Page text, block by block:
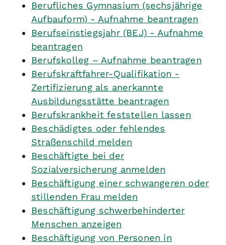
Berufliches Gymnasium (sechsjährige
Aufbauform) - Aufnahme beantragen
Berufseinstiegsjahr (BEJ) - Aufnahme
beantragen
Berufskolleg – Aufnahme beantragen
Berufskraftfahrer-Qualifikation -
Zertifizierung als anerkannte
Ausbildungsstätte beantragen
Berufskrankheit feststellen lassen
Beschädigtes oder fehlendes
Straßenschild melden
Beschäftigte bei der
Sozialversicherung anmelden
Beschäftigung einer schwangeren oder
stillenden Frau melden
Beschäftigung schwerbehinderter
Menschen anzeigen
Beschäftigung von Personen in